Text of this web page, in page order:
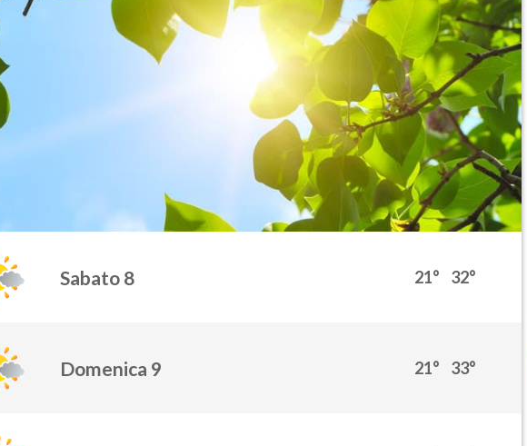
Sabato 8 21° 32°
Domenica 9 21° 33°